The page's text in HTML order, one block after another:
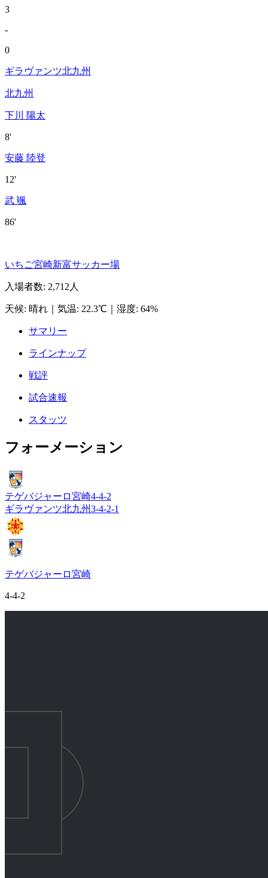
3
-
0
ギラヴァンツ北九州
北九州
下川 陽太
8'
安藤 陸登
12'
武 颯
86'
いちご宮崎新富サッカー場
入場者数: 2,712人
天候: 晴れ 気温: 22.3℃ 湿度: 64%
サマリー
ラインナップ
戦評
試合速報
スタッツ
フォーメーション
テゲバジャーロ宮崎4-4-2
ギラヴァンツ北九州3-4-2-1
テゲバジャーロ宮崎
4-4-2